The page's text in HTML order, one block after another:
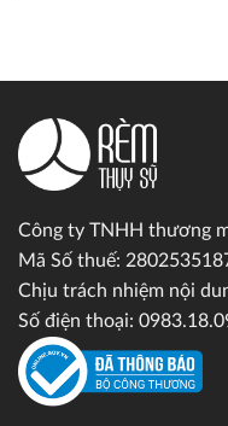
Công ty TNHH thương
Mã Số thuế:
Chịu trách nhiệm nội
Số điện thoại: